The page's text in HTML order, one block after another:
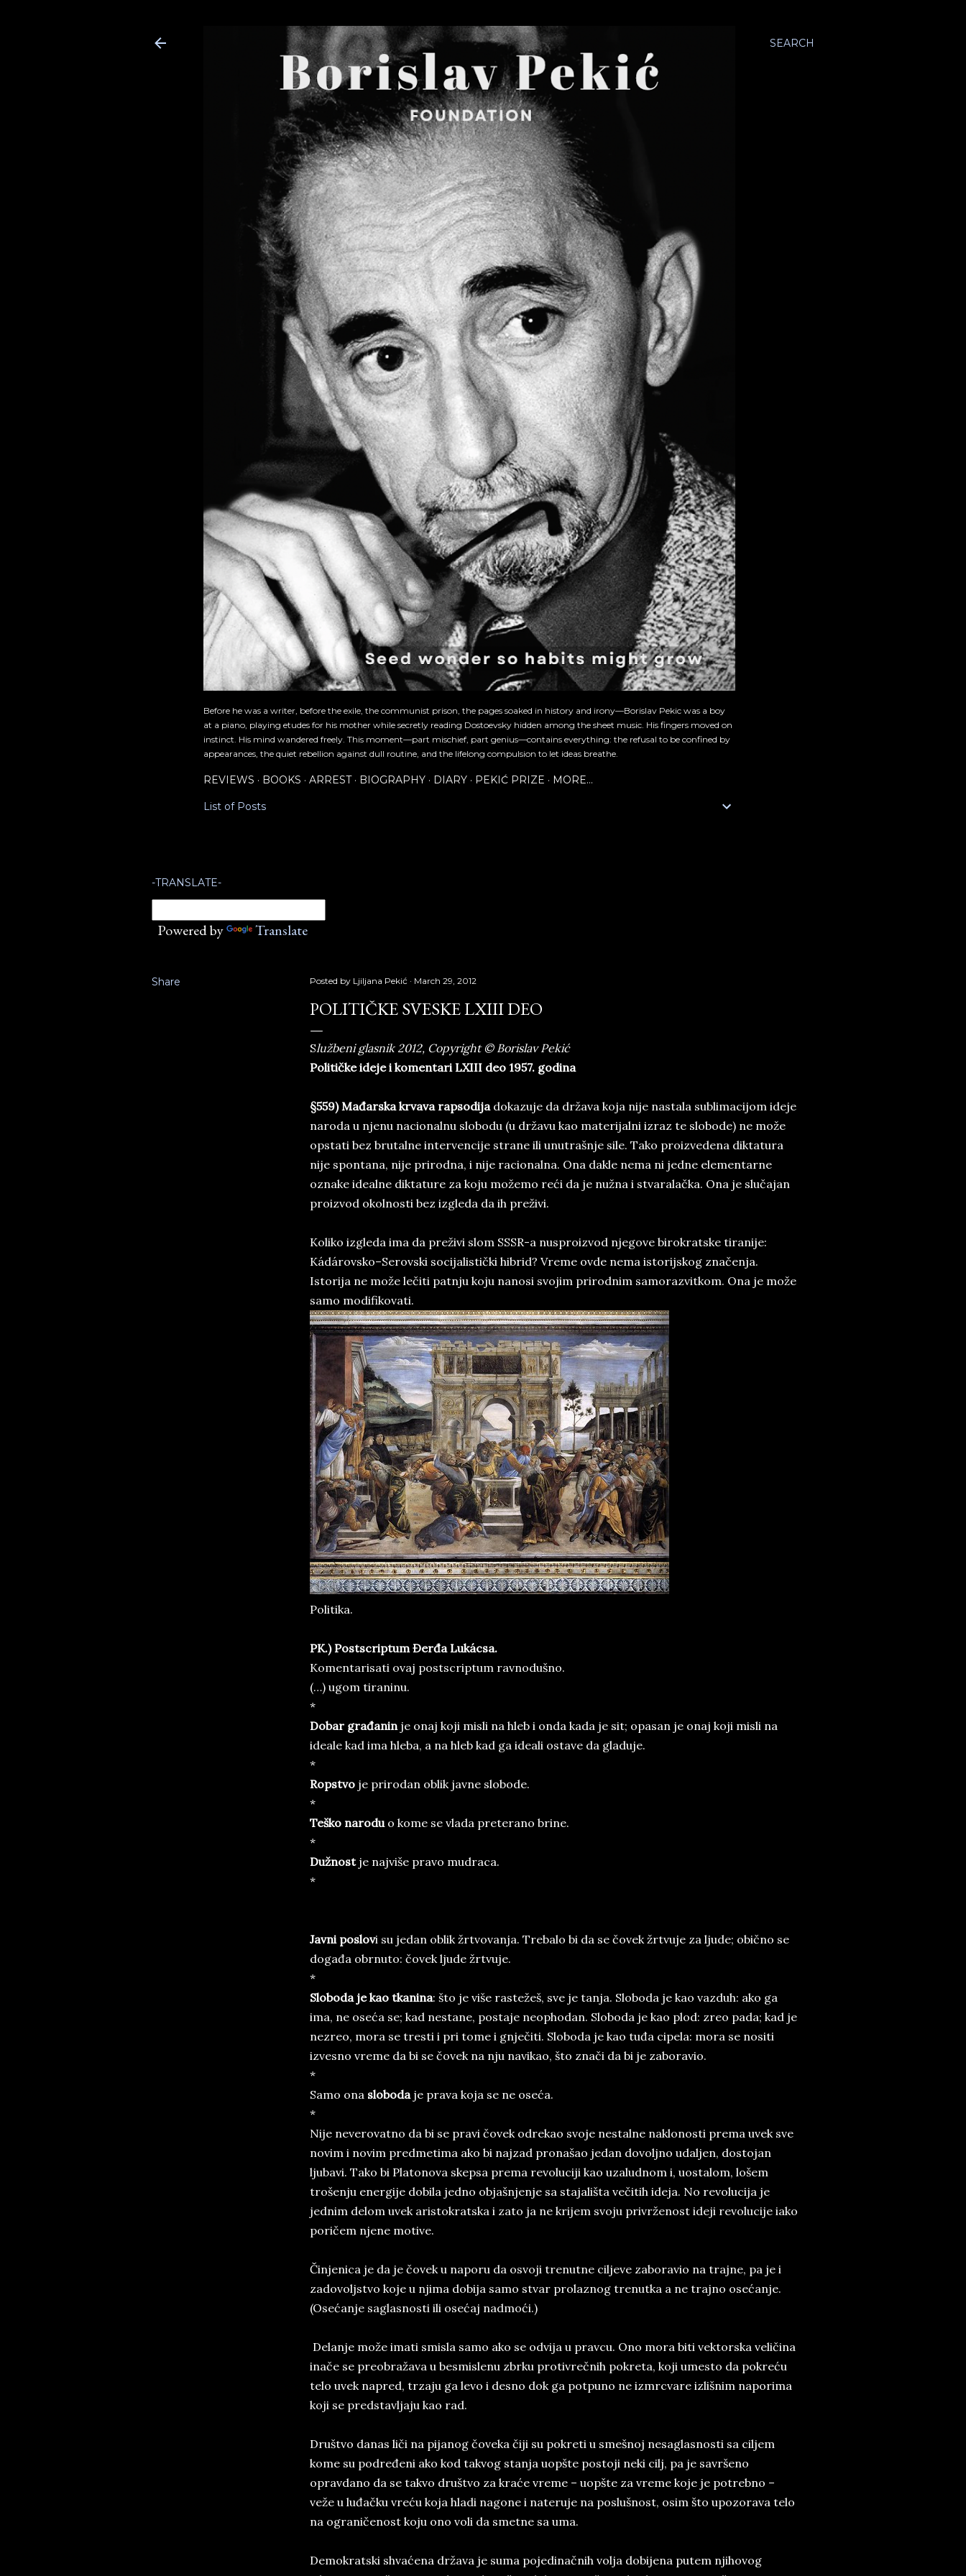
SEARCH
Before he was a writer, before the exile, the communist prison, the pages soaked in history and irony—Borislav Pekic was a boy
at a piano, playing etudes for his mother while secretly reading Dostoevsky hidden among the sheet music. His fingers moved on
instinct. His mind wandered freely. This moment—part mischief, part genius—contains everything: the refusal to be confined by
appearances, the quiet rebellion against dull routine, and the lifelong compulsion to let ideas breathe.
REVIEWS BOOKS ARREST BIOGRAPHY DIARY PEKIĆ PRIZE MORE…
List of Posts
-TRANSLATE-
Powered by Translate
Share Posted by Ljiljana Pekić March 29, 2012
POLITIČKE SVESKE LXIII DEO
Službeni glasnik 2012, Copyright © Borislav Pekić
Političke ideje i komentari LXIII deo 1957. godina
§559) Mađarska krvava rapsodijadokazuje da država koja nije nastala sublimacijom ideje
naroda u njenu nacionalnu slobodu (u državu kao materijalni izraz te slobode) ne može
opstati bez brutalne intervencije strane ili unutrašnje sile. Tako proizvedena diktatura
nije spontana, nije prirodna, i nije racionalna. Ona dakle nema ni jedne elementarne
oznake idealne diktature za koju možemo reći da je nužna i stvaralačka. Ona je slučajan
proizvod okolnosti bez izgleda da ih preživi.
Koliko izgleda ima da preživi slom SSSR-a nusproizvod njegove birokratske tiranije:
Kádárovsko–Serovski socijalistički hibrid? Vreme ovde nema istorijskog značenja.
Istorija ne može lečiti patnju koju nanosi svojim prirodnim samorazvitkom. Ona je može
samo modifikovati.
Politika.
PK.) Postscriptum Đerđa Lukácsa.
Komentarisati ovaj postscriptum ravnodušno.
(…) ugom tiraninu.
*
Dobar građaninje onaj koji misli na hleb i onda kada je sit; opasan je onaj koji misli na
ideale kad ima hleba, a na hleb kad ga ideali ostave da gladuje.
*
Ropstvo je prirodan oblik javne slobode.
*
Teško naroduo kome se vlada preterano brine.
*
Dužnost je najviše pravo mudraca.
*
Javni poslovi su jedan oblik žrtvovanja. Trebalo bi da se čovek žrtvuje za ljude; obično se
događa obrnuto: čovek ljude žrtvuje.
*
Sloboda je kao tkanina: što je više rastežeš, sve je tanja. Sloboda je kao vazduh: ako ga
ima, ne oseća se; kad nestane, postaje neophodan. Sloboda je kao plod: zreo pada; kad je
nezreo, mora se tresti i pri tome i gnječiti. Sloboda je kao tuđa cipela: mora se nositi
izvesno vreme da bi se čovek na nju navikao, što znači da bi je zaboravio.
*
Samo ona slobodaje prava koja se ne oseća.
*
Nije neverovatno da bi se pravi čovek odrekao svoje nestalne naklonosti prema uvek sve
novim i novim predmetima ako bi najzad pronašao jedan dovoljno udaljen, dostojan
ljubavi. Tako bi Platonova skepsa prema revoluciji kao uzaludnom i, uostalom, lošem
trošenju energije dobila jedno objašnjenje sa stajališta večitih ideja. No revolucija je
jednim delom uvek aristokratska i zato ja ne krijem svoju privrženost ideji revolucije iako
poričem njene motive.
Činjenica je da je čovek u naporu da osvoji trenutne ciljeve zaboravio na trajne, pa je i
zadovoljstvo koje u njima dobija samo stvar prolaznog trenutka a ne trajno osećanje.
(Osećanje saglasnosti ili osećaj nadmoći.)
Delanje može imati smisla samo ako se odvija u pravcu. Ono mora biti vektorska veličina
inače se preobražava u besmislenu zbrku protivrečnih pokreta, koji umesto da pokreću
telo uvek napred, trzaju ga levo i desno dok ga potpuno ne izmrcvare izlišnim naporima
koji se predstavljaju kao rad.
Društvo danas liči na pijanog čoveka čiji su pokreti u smešnoj nesaglasnosti sa ciljem
kome su podređeni ako kod takvog stanja uopšte postoji neki cilj, pa je savršeno
opravdano da se takvo društvo za kraće vreme – uopšte za vreme koje je potrebno –
veže u luđačku vreću koja hladi nagone i nateruje na poslušnost, osim što upozorava telo
na ograničenost koju ono voli da smetne sa uma.
Demokratski shvaćena država je suma pojedinačnih volja dobijena putem njihovog